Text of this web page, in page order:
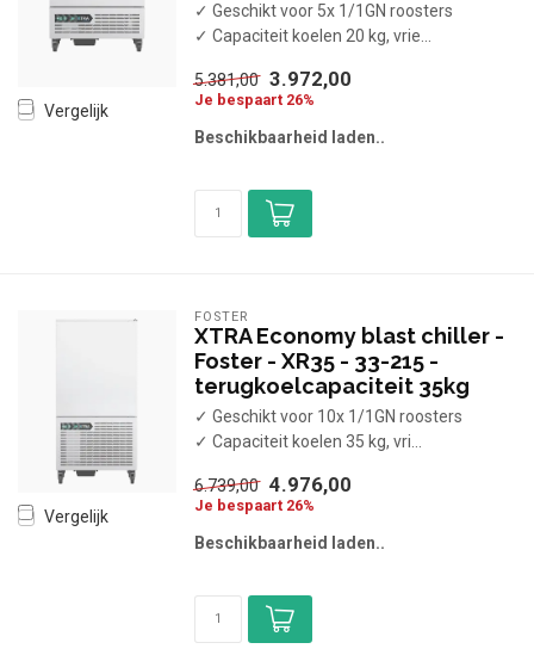
Vergelijk
✓ Geschikt voor 5x 1/1GN roosters
✓ Capaciteit koelen 20 kg, vrie...
5.381,00 3.972,00
Je bespaart 26%
Beschikbaarheid laden..
Vergelijk
FOSTER
XTRA Economy blast chiller -
Foster - XR35 - 33-215 -
terugkoelcapaciteit 35kg
✓ Geschikt voor 10x 1/1GN roosters
✓ Capaciteit koelen 35 kg, vri...
6.739,00 4.976,00
Je bespaart 26%
Beschikbaarheid laden..